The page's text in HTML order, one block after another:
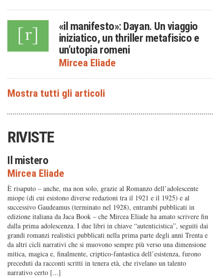
«il manifesto»: Dayan. Un viaggio
iniziatico, un thriller metafisico e
un’utopia romeni
Mircea Eliade
RIVISTE
Il mistero
Mircea Eliade
È risaputo – anche, ma non solo, grazie al Romanzo dell’adolescente
miope (di cui esistono diverse redazioni tra il 1921 e il 1925) e al
successivo Gaudeamus (terminato nel 1928), entrambi pubblicati in
edizione italiana da Jaca Book – che Mircea Eliade ha amato scrivere fin
dalla prima adolescenza. I due libri in chiave “autenticistica”, seguiti dai
grandi romanzi realistici pubblicati nella prima parte degli anni Trenta e
da altri cicli narrativi che si muovono sempre più verso una dimensione
mitica, magica e, finalmente, criptico-fantastica dell’esistenza, furono
preceduti da racconti scritti in tenera età, che rivelano un talento
narrativo certo [...]